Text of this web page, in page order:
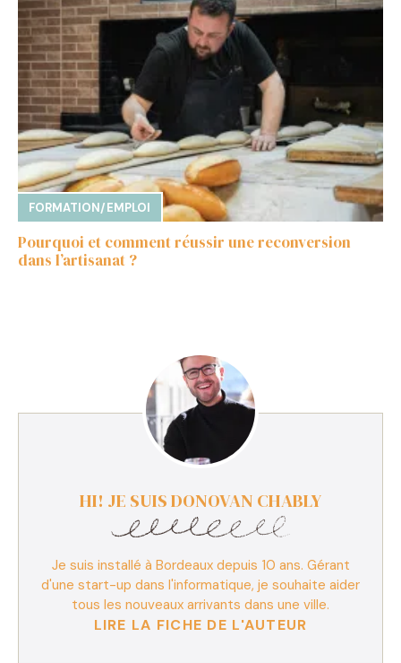
FORMATION/EMPLOI
Pourquoi et comment réussir une reconversion
dans l’artisanat ?
HI! JE SUIS DONOVAN CHABLY
Je suis installé à Bordeaux depuis 10 ans. Gérant
d'une start-up dans l'informatique, je souhaite aider
tous les nouveaux arrivants dans une ville.
LIRE LA FICHE DE L'AUTEUR